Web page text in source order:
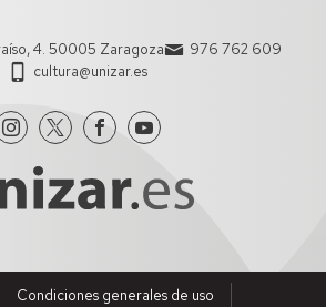
4. 50005 Zaragoza
976 762 609
cultura@unizar.es
Condiciones generales de uso